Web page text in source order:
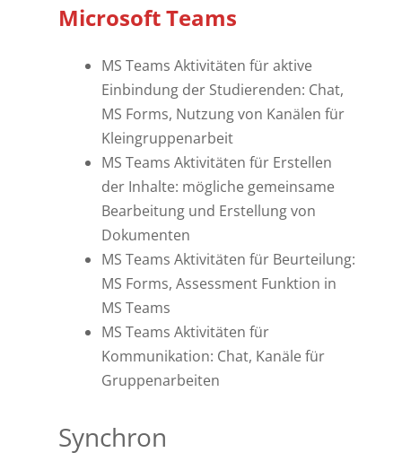
Microsoft Teams
MS Teams Aktivitäten für aktive
Einbindung der Studierenden: Chat,
MS Forms, Nutzung von Kanälen für
Kleingruppenarbeit
MS Teams Aktivitäten für Erstellen
der Inhalte: mögliche gemeinsame
Bearbeitung und Erstellung von
Dokumenten
MS Teams Aktivitäten für Beurteilung:
MS Forms, Assessment Funktion in
MS Teams
MS Teams Aktivitäten für
Kommunikation: Chat, Kanäle für
Gruppenarbeiten
Synchron